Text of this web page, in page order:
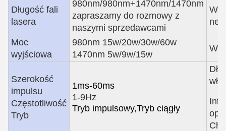
Długość fali
lasera
980nm/980nm+1470nm/1470nm
zapraszamy do rozmowy z
naszymi sprzedawcami
Moc
wyjściowa
980nm 15w/20w/30w/60w
1470nm 5w/9w/15w
Szerokość
impulsu
Częstotliwość
Tryb
1ms-60ms
1-9Hz
Tryb impulsowy,Tryb ciągły